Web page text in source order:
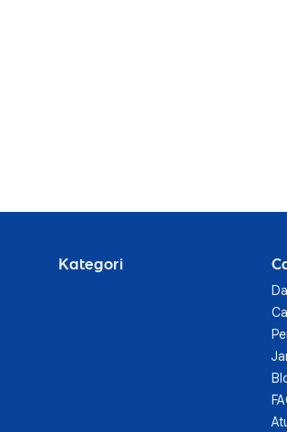
Kategori